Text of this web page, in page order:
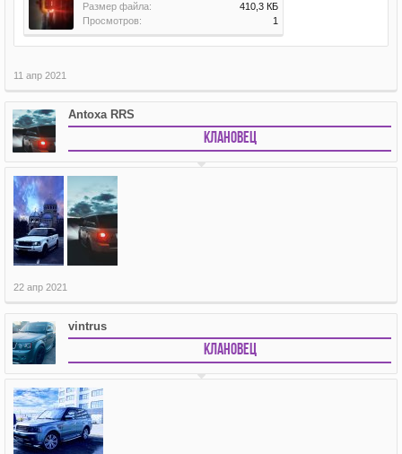
Размер файла:
410,3 КБ
Просмотров:
1
11 апр 2021
Antoxa RRS
Клановец
22 апр 2021
vintrus
Клановец